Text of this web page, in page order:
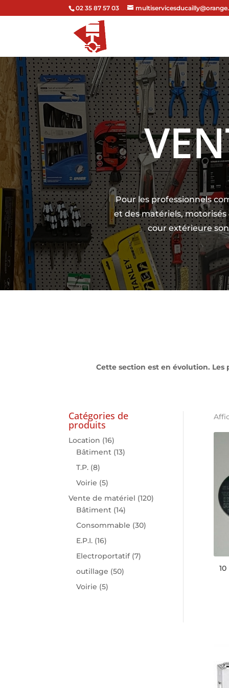
02 35 87 57 03
Pour les professionnels
et des matériels,
cour extérieure
Cette section est en évolution. Les
Catégories de
produits
Location (16)
Bâtiment (13)
T.P. (8)
Voirie (5)
Vente de matériel (120)
Bâtiment (14)
Consommable (30)
E.P.I. (16)
Electroportatif (7)
outillage (50)
Voirie (5)